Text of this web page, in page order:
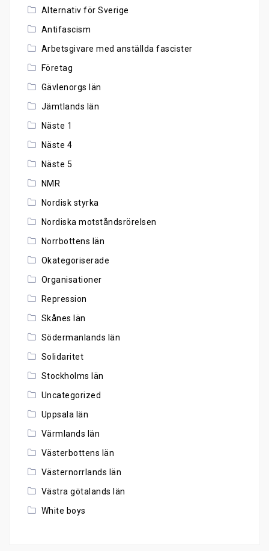
Alternativ för Sverige
Antifascism
Arbetsgivare med anställda fascister
Företag
Gävlenorgs län
Jämtlands län
Näste 1
Näste 4
Näste 5
NMR
Nordisk styrka
Nordiska motståndsrörelsen
Norrbottens län
Okategoriserade
Organisationer
Repression
Skånes län
Södermanlands län
Solidaritet
Stockholms län
Uncategorized
Uppsala län
Värmlands län
Västerbottens län
Västernorrlands län
Västra götalands län
White boys